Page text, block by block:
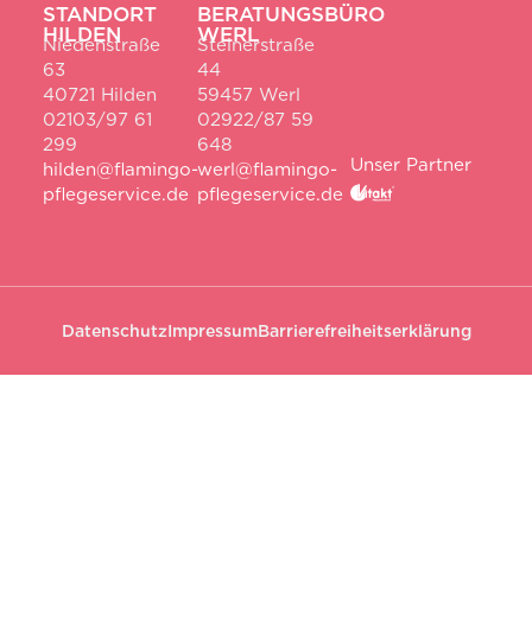
STANDORT
HILDEN
Niedenstraße
63
40721 Hilden
02103/97 61
299
hilden@flamingo-
pflegeservice.de
BERATUNGSBÜRO
WERL
Steinerstraße
44
59457 Werl
02922/87 59
648
werl@flamingo-
pflegeservice.de
Unser Partner
DatenschutzImpressumBarrierefreiheitserklärung